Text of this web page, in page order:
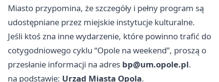
Miasto przypomina, że szczegóły i pełny program są
udostępniane przez miejskie instytucje kulturalne.
Jeśli ktoś zna inne wydarzenie, które powinno trafić do
cotygodniowego cyklu “Opole na weekend”, proszą o
przesłanie informacji na adres bp@um.opole.pl.
na podstawie: Urząd Miasta Opola.